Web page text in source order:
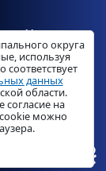
11
округа
используя
данных
области.
согласие на
можно